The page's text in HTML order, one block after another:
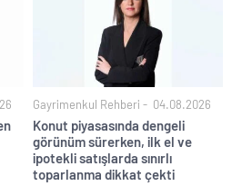
Gayrimenkul Rehberi 04.08.2026
Konut piyasasında dengeli
görünüm sürerken, ilk el ve
ipotekli satışlarda sınırlı
toparlanma dikkat çekti